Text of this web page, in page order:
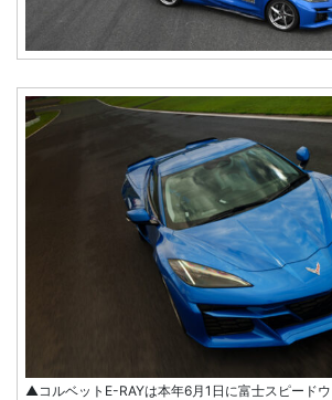
▲コルベットE-RAYは本年6月1日に富士スピード